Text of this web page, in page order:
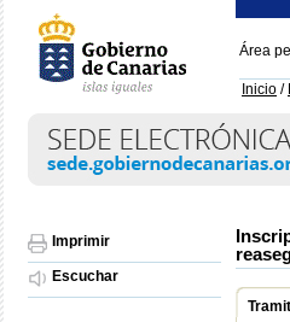
Área
Inicio /
Imprimir
Escuchar